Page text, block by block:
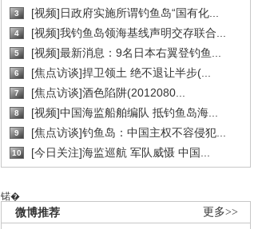
3 [视频]日政府实施所谓钓鱼岛“国有化...
4 [视频]我钓鱼岛领海基线声明交存联合...
5 [视频]最新消息：9名日本右翼登钓鱼...
6 [焦点访谈]捍卫领土 绝不退让半步(...
7 [焦点访谈]酒色陷阱(2012080...
8 [视频]中国海监船舶编队 抵钓鱼岛海...
9 [焦点访谈]钓鱼岛：中国主权不容侵犯...
10 [今日关注]海监巡航 军队威慑 中国...
锘�
更多>>
微博推荐